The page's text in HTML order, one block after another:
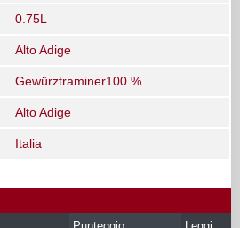
0.75L
Alto Adige
Gewürztraminer100 %
Alto Adige
Italia